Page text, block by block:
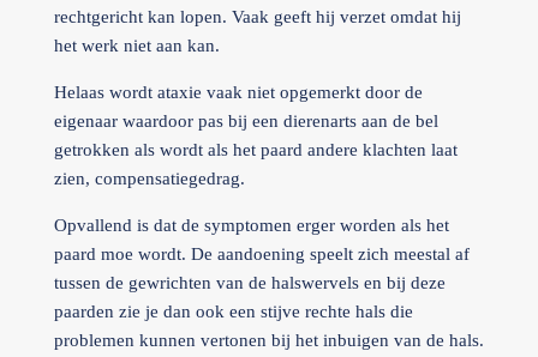
rechtgericht kan lopen. Vaak geeft hij verzet omdat hij
het werk niet aan kan.
Helaas wordt ataxie vaak niet opgemerkt door de
eigenaar waardoor pas bij een dierenarts aan de bel
getrokken als wordt als het paard andere klachten laat
zien, compensatiegedrag.
Opvallend is dat de symptomen erger worden als het
paard moe wordt. De aandoening speelt zich meestal af
tussen de gewrichten van de halswervels en bij deze
paarden zie je dan ook een stijve rechte hals die
problemen kunnen vertonen bij het inbuigen van de hals.